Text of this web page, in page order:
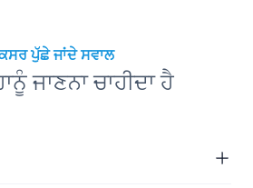
ਪੁੱਛੇ ਜਾਂਦੇ ਸਵਾਲ
ਜਾਣਨਾ ਚਾਹੀਦਾ ਹੈ